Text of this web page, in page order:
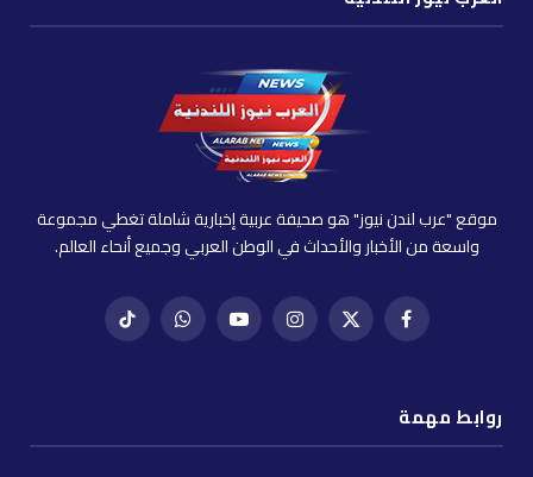
موقع "عرب لندن نيوز" هو صحيفة عربية إخبارية شاملة تغطي مجموعة
واسعة من الأخبار والأحداث في الوطن العربي وجميع أنحاء العالم.
فيسبوكX
إنستغراميوتيوب واتساب تيك
روابط مهمة